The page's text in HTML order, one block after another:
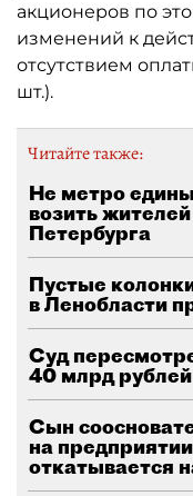
акционеров по
изменений к
отсутствием
шт.).
Читайте также:
Не метро
возить
Петербурга
Пустые
в Ленобласти
Суд
40 млрд
Сын
на
откатывается